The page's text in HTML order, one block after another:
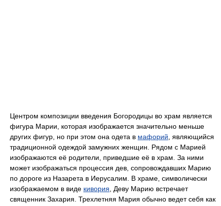
Центром композиции введения Богородицы во храм является
фигура Марии, которая изображается значительно меньше
других фигур, но при этом она одета в мафорий , являющийся
традиционной одеждой замужних женщин. Рядом с Марией
изображаются её родители, приведшие её в храм. За ними
может изображаться процессия дев, сопровождавших Марию
по дороге из Назарета в Иерусалим. В храме, символически
изображаемом в виде кивория , Деву Марию встречает
священник Захария. Трехлетняя Мария обычно ведет себя как